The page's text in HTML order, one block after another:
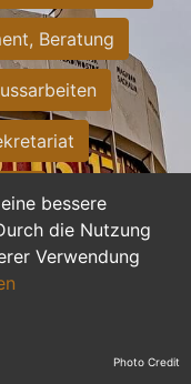
bessere
die Nutzung
Verwendung
Beratung
Photo Credit